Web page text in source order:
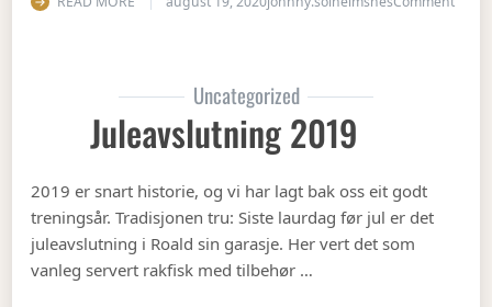
Uncategorized
Juleavslutning 2019
2019 er snart historie, og vi har lagt bak oss eit godt
treningsår. Tradisjonen tru: Siste laurdag før jul er det
juleavslutning i Roald sin garasje. Her vert det som
vanleg servert rakfisk med tilbehør …